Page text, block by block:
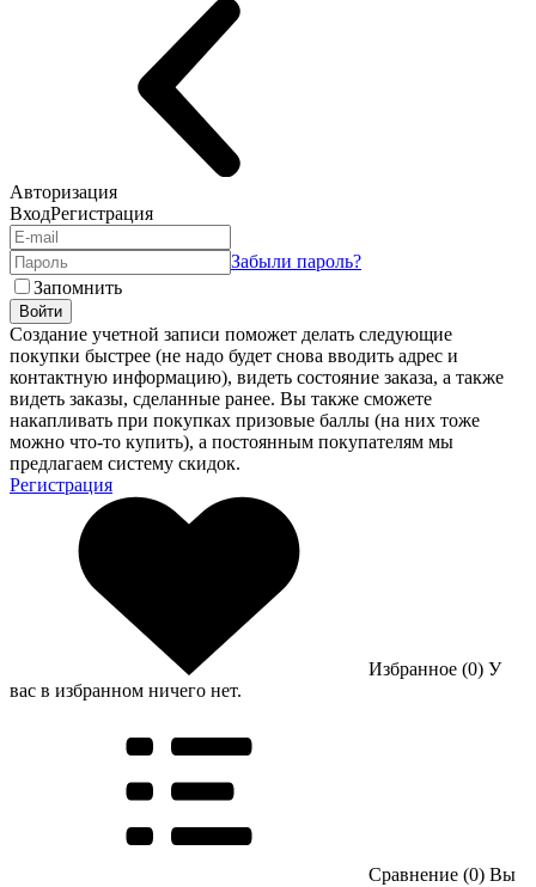
Авторизация
ВходРегистрация
Забыли пароль?
Запомнить
Войти
Создание учетной записи поможет делать следующие
покупки быстрее (не надо будет снова вводить адрес и
контактную информацию), видеть состояние заказа, а также
видеть заказы, сделанные ранее. Вы также сможете
накапливать при покупках призовые баллы (на них тоже
можно что-то купить), а постоянным покупателям мы
предлагаем систему скидок.
Регистрация
Избранное (0) У
вас в избранном ничего нет.
Сравнение (0) Вы